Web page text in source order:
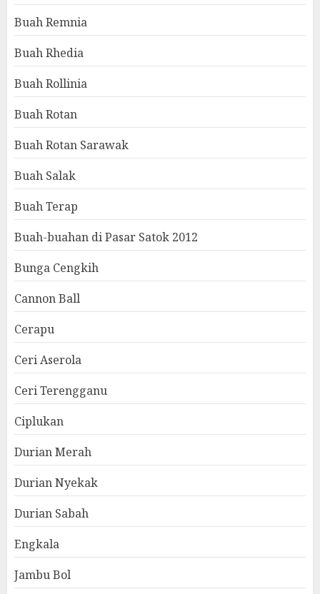
Buah Remnia
Buah Rhedia
Buah Rollinia
Buah Rotan
Buah Rotan Sarawak
Buah Salak
Buah Terap
Buah-buahan di Pasar Satok 2012
Bunga Cengkih
Cannon Ball
Cerapu
Ceri Aserola
Ceri Terengganu
Ciplukan
Durian Merah
Durian Nyekak
Durian Sabah
Engkala
Jambu Bol